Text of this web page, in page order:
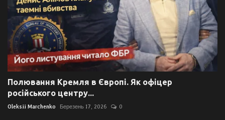
Полювання Кремля в Європі. Як офіцер
російського центру...
Oleksii Marchenko Березень 17, 2026 0